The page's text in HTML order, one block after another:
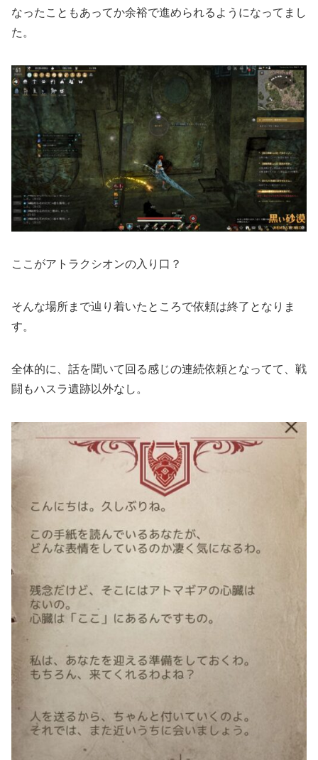
なったこともあってか余裕で進められるようになってまし
た。
ここがアトラクシオンの入り口？
そんな場所まで辿り着いたところで依頼は終了となりま
す。
全体的に、話を聞いて回る感じの連続依頼となってて、戦
闘もハスラ遺跡以外なし。